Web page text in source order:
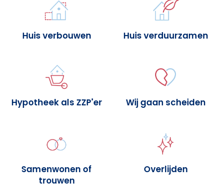
Huis verbouwen Huis verduurzamen
Hypotheek als ZZP'er Wij gaan scheiden
Samenwonen of
trouwen
Overlijden